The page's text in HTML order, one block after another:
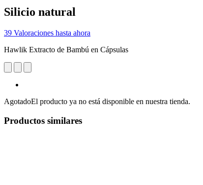
Silicio natural
39 Valoraciones hasta ahora
Hawlik Extracto de Bambú en Cápsulas
AgotadoEl producto ya no está disponible en nuestra tienda.
Productos similares